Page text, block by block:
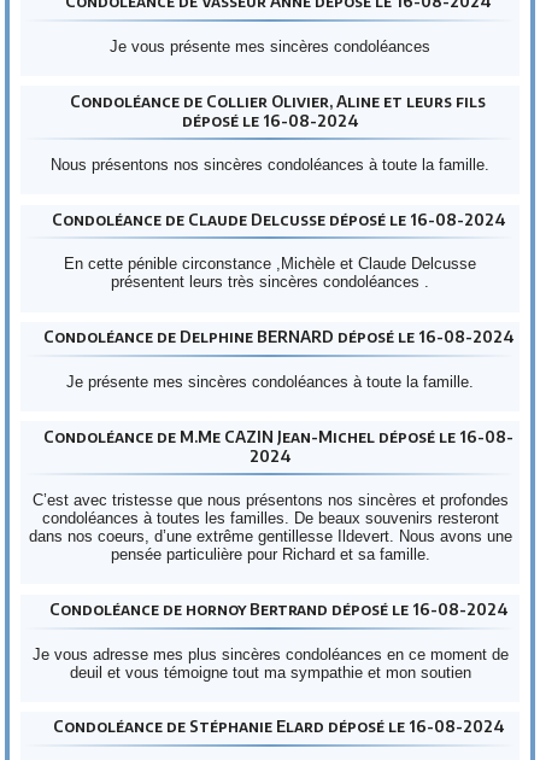
Je vous présente mes sincères condoléances
Condoléance de Collier Olivier, Aline et leurs fils
déposé le 16-08-2024
Nous présentons nos sincères condoléances à toute la famille.
Condoléance de Claude Delcusse déposé le 16-08-2024
En cette pénible circonstance ,Michèle et Claude Delcusse
présentent leurs très sincères condoléances .
Condoléance de Delphine BERNARD déposé le 16-08-2024
Je présente mes sincères condoléances à toute la famille.
Condoléance de M.Me CAZIN Jean-Michel déposé le 16-08-
2024
C’est avec tristesse que nous présentons nos sincères et profondes
condoléances à toutes les familles. De beaux souvenirs resteront
dans nos coeurs, d’une extrême gentillesse Ildevert. Nous avons une
pensée particulière pour Richard et sa famille.
Condoléance de hornoy Bertrand déposé le 16-08-2024
Je vous adresse mes plus sincères condoléances en ce moment de
deuil et vous témoigne tout ma sympathie et mon soutien
Condoléance de Stéphanie Elard déposé le 16-08-2024